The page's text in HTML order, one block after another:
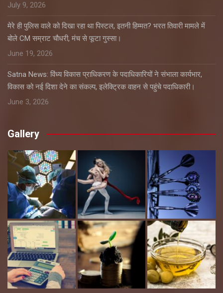
July 9, 2026
मेरे ही पुलिस वाले को दिखा रहा था पिस्टल, इतनी हिम्मत? भरत तिवारी मामले में
बोले CM सम्राट चौधरी, मंच से फूटा गुस्सा।
June 19, 2026
Satna News: विंध्य विकास प्राधिकरण के पदाधिकारियों ने संभाला कार्यभार,
विकास को नई दिशा देने का संकल्प, इलेक्ट्रिक वाहन से पहुंचे पदाधिकारी।
June 3, 2026
Gallery